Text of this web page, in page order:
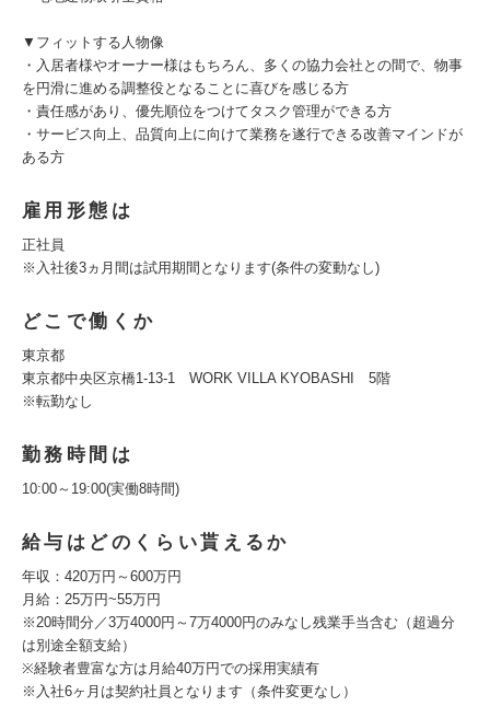
▼フィットする人物像
・入居者様やオーナー様はもちろん、多くの協力会社との間で、物事
を円滑に進める調整役となることに喜びを感じる方
・責任感があり、優先順位をつけてタスク管理ができる方
・サービス向上、品質向上に向けて業務を遂行できる改善マインドが
ある方
雇用形態は
正社員
※入社後3ヵ月間は試用期間となります(条件の変動なし)
どこで働くか
東京都
東京都中央区京橋1-13-1 WORK VILLA KYOBASHI 5階
※転勤なし
勤務時間は
10:00～19:00(実働8時間)
給与はどのくらい貰えるか
年収：420万円～600万円
月給：25万円~55万円
※20時間分／3万4000円～7万4000円のみなし残業手当含む（超過分
は別途全額支給）
※経験者豊富な方は月給40万円での採用実績有
※入社6ヶ月は契約社員となります（条件変更なし）